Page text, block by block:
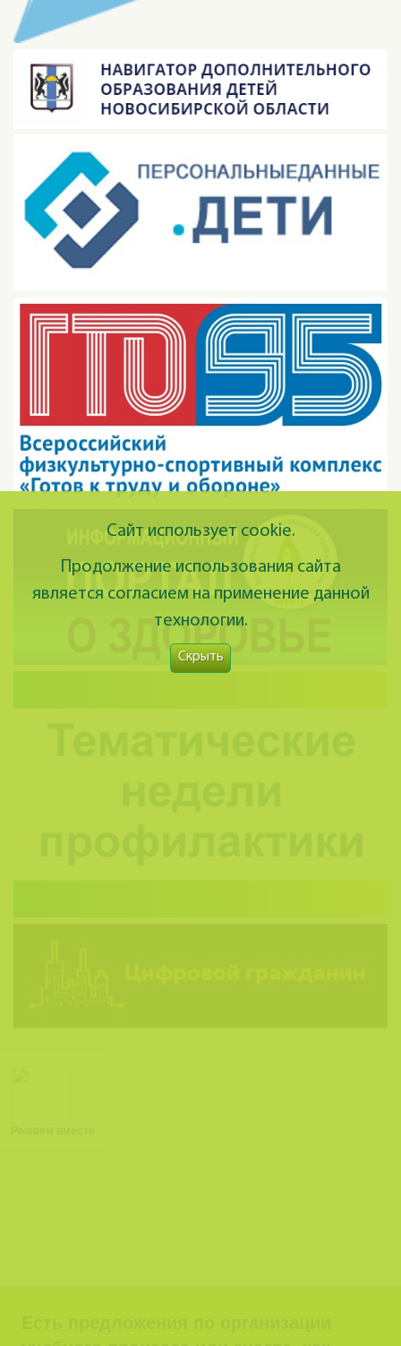
Сайт использует cookie.
Продолжение использования сайта
является согласием на применение данной
технологии.
Скрыть